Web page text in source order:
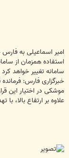
امیر اسماعیلی به فارس
سامانه تغییر خواهد کرد
موشکی در اختیار این
علاوه بر ارتفاع بالا،